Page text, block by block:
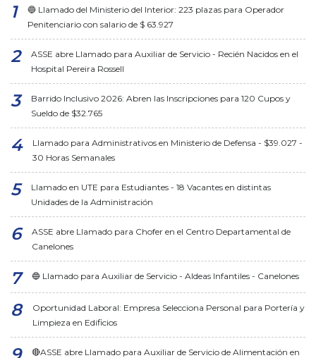
🔵 Llamado del Ministerio del Interior: 223 plazas para Operador
Penitenciario con salario de $ 63.927
ASSE abre Llamado para Auxiliar de Servicio - Recién Nacidos en el
Hospital Pereira Rossell
Barrido Inclusivo 2026: Abren las Inscripciones para 120 Cupos y
Sueldo de $32.765
Llamado para Administrativos en Ministerio de Defensa - $39.027 -
30 Horas Semanales
Llamado en UTE para Estudiantes - 18 Vacantes en distintas
Unidades de la Administración
ASSE abre Llamado para Chofer en el Centro Departamental de
Canelones
🔵 Llamado para Auxiliar de Servicio - Aldeas Infantiles - Canelones
Oportunidad Laboral: Empresa Selecciona Personal para Portería y
Limpieza en Edificios
🔴ASSE abre Llamado para Auxiliar de Servicio de Alimentación en